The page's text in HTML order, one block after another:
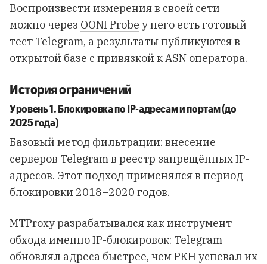
Воспроизвести измерения в своей сети
можно через OONI Probe у него есть готовый
тест Telegram, а результаты публикуются в
открытой базе с привязкой к ASN оператора.
История ограничений
Уровень 1. Блокировка по IP-адресам и портам (до
2025 года)
Базовый метод фильтрации: внесение
серверов Telegram в реестр запрещённых IP-
адресов. Этот подход применялся в период
блокировки 2018–2020 годов.
MTProxy разрабатывался как инструмент
обхода именно IP-блокировок: Telegram
обновлял адреса быстрее, чем РКН успевал их